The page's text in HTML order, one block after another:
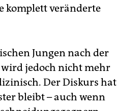
komplett veränderte
Jungen nach der
jedoch nicht mehr
Der Diskurs hat
bleibt – auch wenn